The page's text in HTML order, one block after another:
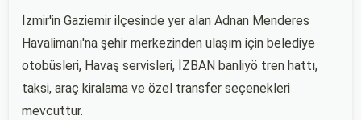
İzmir'in Gaziemir ilçesinde yer alan Adnan Menderes
Havalimanı'na şehir merkezinden ulaşım için belediye
otobüsleri, Havaş servisleri, İZBAN banliyö tren hattı,
taksi, araç kiralama ve özel transfer seçenekleri
mevcuttur.